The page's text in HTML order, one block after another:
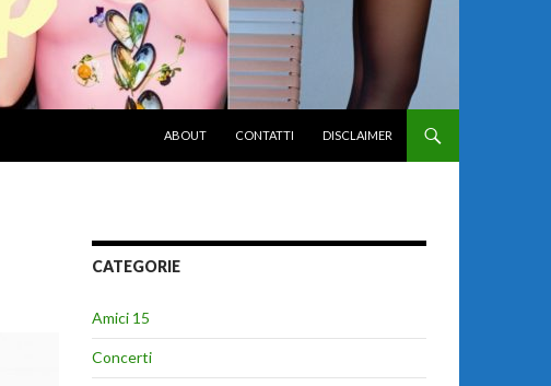
ABOUT
CONTATTI DISCLAIMER
CATEGORIE
Amici 15
Concerti